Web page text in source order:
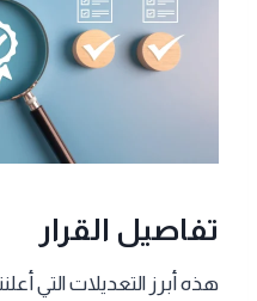
تفاصيل القرار
هذه أبرز التعديلات التي